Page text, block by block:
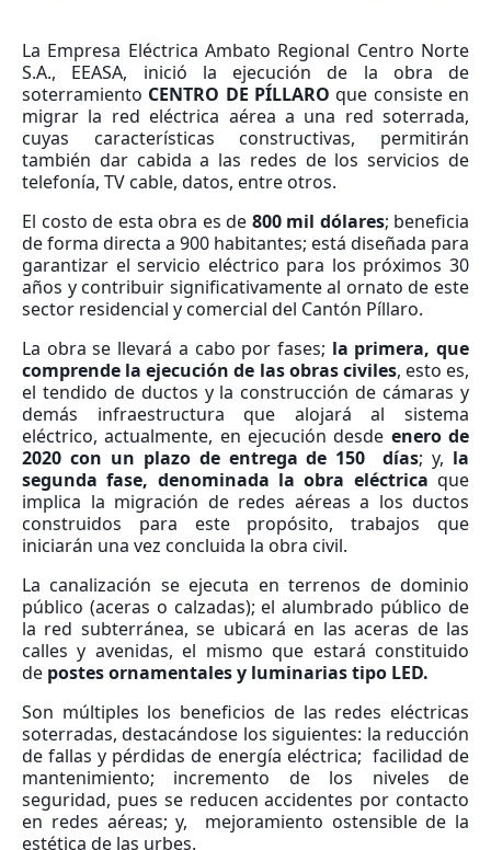
La Empresa Eléctrica Ambato Regional Centro Norte
S.A., EEASA, inició la ejecución de la obra de
soterramiento CENTRO DE PÍLLARO que consiste en
migrar la red eléctrica aérea a una red soterrada,
cuyas características constructivas, permitirán
también dar cabida a las redes de los servicios de
telefonía, TV cable, datos, entre otros.
El costo de esta obra es de 800 mil dólares; beneficia
de forma directa a 900 habitantes; está diseñada para
garantizar el servicio eléctrico para los próximos 30
años y contribuir significativamente al ornato de este
sector residencial y comercial del Cantón Píllaro.
La obra se llevará a cabo por fases; la primera, que
comprende la ejecución de las obras civiles, esto es,
el tendido de ductos y la construcción de cámaras y
demás infraestructura que alojará al sistema
eléctrico, actualmente, en ejecución desde enero de
2020 con un plazo de entrega de 150 días; y, la
segunda fase, denominada la obra eléctrica que
implica la migración de redes aéreas a los ductos
construidos para este propósito, trabajos que
iniciarán una vez concluida la obra civil.
La canalización se ejecuta en terrenos de dominio
público (aceras o calzadas); el alumbrado público de
la red subterránea, se ubicará en las aceras de las
calles y avenidas, el mismo que estará constituido
de postes ornamentales y luminarias tipo LED.
Son múltiples los beneficios de las redes eléctricas
soterradas, destacándose los siguientes: la reducción
de fallas y pérdidas de energía eléctrica; facilidad de
mantenimiento; incremento de los niveles de
seguridad, pues se reducen accidentes por contacto
en redes aéreas; y, mejoramiento ostensible de la
estética de las urbes.